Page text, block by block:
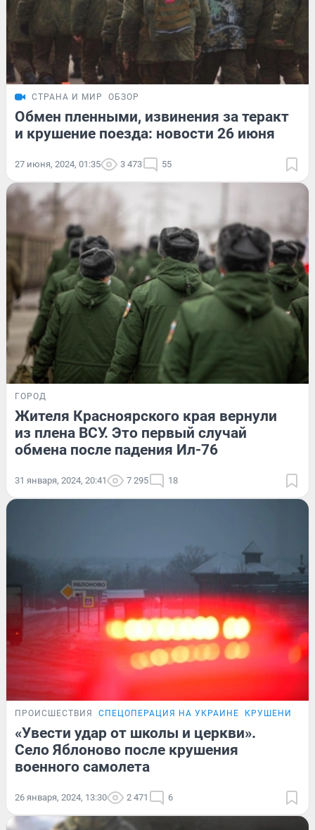
СТРАНА И МИР ОБЗОР
Обмен пленными, извинения за теракт
и крушение поезда: новости 26 июня
27 июня, 2024, 01:35 3 473 55
ГОРОД
Жителя Красноярского края вернули
из плена ВСУ. Это первый случай
обмена после падения Ил-76
31 января, 2024, 20:41 7 295 18
ПРОИСШЕСТВИЯ СПЕЦОПЕРАЦИЯ НА УКРАИНЕ КРУШЕНИЕ
«Увести удар от школы и церкви».
Село Яблоново после крушения
военного самолета
26 января, 2024, 13:30 2 471 6